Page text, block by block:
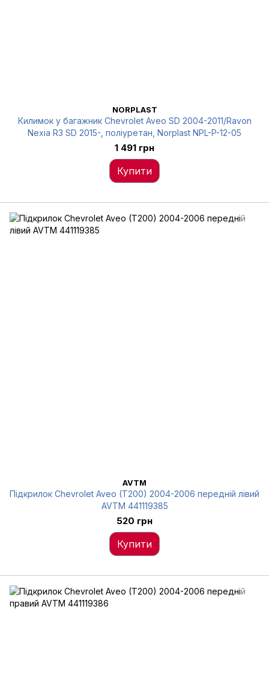
NORPLAST
Килимок у багажник Chevrolet Aveo SD 2004-2011/Ravon
Nexia R3 SD 2015-, поліуретан, Norplast NPL-P-12-05
1 491 грн
Купити
AVTM
Підкрилок Chevrolet Aveo (T200) 2004-2006 передній лівий
AVTM 441119385
520 грн
Купити